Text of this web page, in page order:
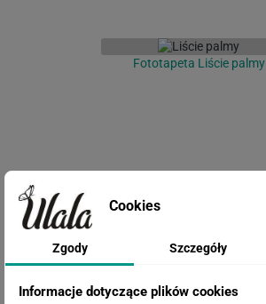
Fototapeta Liście palmy
Cookies
Zgody Szczegóły
Informacje dotyczące plików cookies